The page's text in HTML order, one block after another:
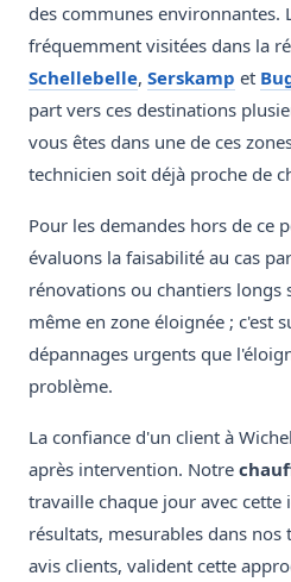
des communes environnantes.
fréquemment visitées dans la
Schellebelle, Serskamp et
part vers ces destinations
vous êtes dans une de ces
technicien soit déjà proche de
Pour les demandes hors de ce
évaluons la faisabilité au cas
rénovations ou chantiers longs
même en zone éloignée ; c'est
dépannages urgents que
problème.
La confiance d'un client à
après intervention. Notre
travaille chaque jour avec
résultats, mesurables dans
avis clients, valident cette